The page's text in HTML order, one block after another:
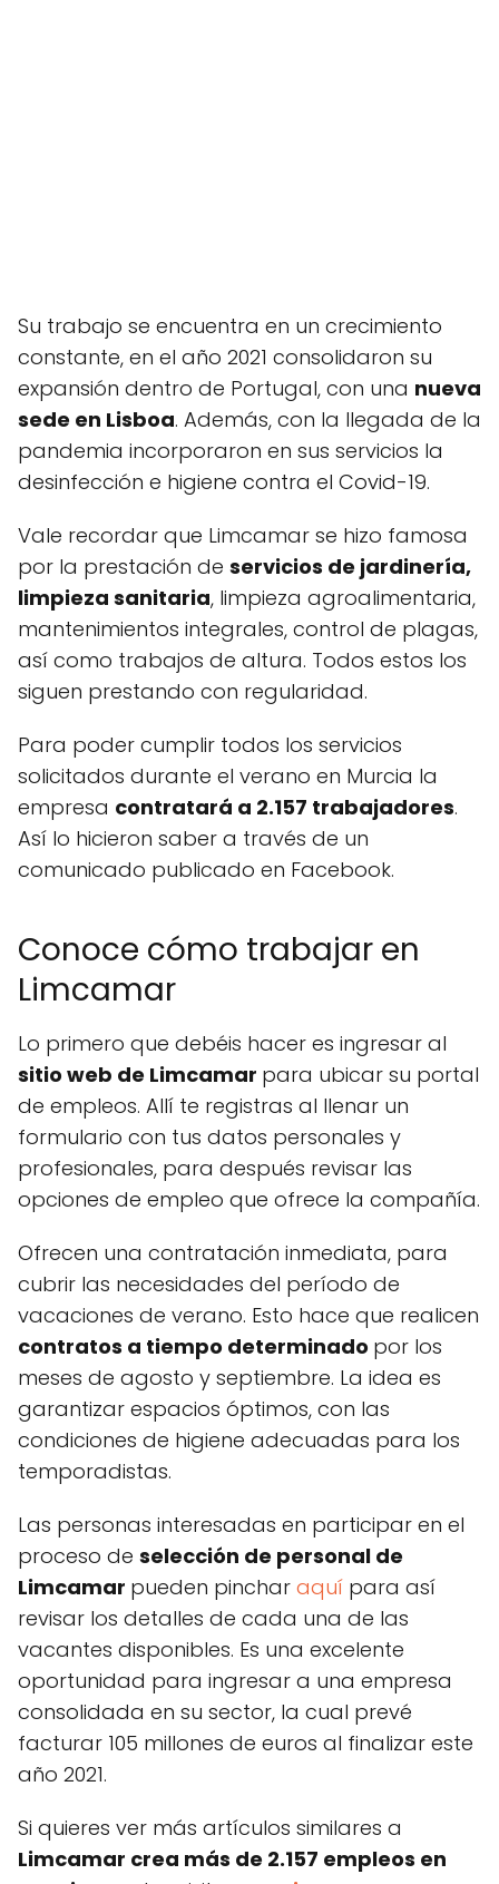
Su trabajo se encuentra en un crecimiento
constante, en el año 2021 consolidaron su
expansión dentro de Portugal, con una nueva
sede en Lisboa. Además, con la llegada de la
pandemia incorporaron en sus servicios la
desinfección e higiene contra el Covid-19.
Vale recordar que Limcamar se hizo famosa
por la prestación de servicios de jardinería,
limpieza sanitaria, limpieza agroalimentaria,
mantenimientos integrales, control de plagas,
así como trabajos de altura. Todos estos los
siguen prestando con regularidad.
Para poder cumplir todos los servicios
solicitados durante el verano en Murcia la
empresa contratará a 2.157 trabajadores.
Así lo hicieron saber a través de un
comunicado publicado en Facebook.
Conoce cómo trabajar en
Limcamar
Lo primero que debéis hacer es ingresar al
sitio web de Limcamar para ubicar su portal
de empleos. Allí te registras al llenar un
formulario con tus datos personales y
profesionales, para después revisar las
opciones de empleo que ofrece la compañía.
Ofrecen una contratación inmediata, para
cubrir las necesidades del período de
vacaciones de verano. Esto hace que realicen
contratos a tiempo determinado por los
meses de agosto y septiembre. La idea es
garantizar espacios óptimos, con las
condiciones de higiene adecuadas para los
temporadistas.
Las personas interesadas en participar en el
proceso de selección de personal de
Limcamar pueden pinchar aquí para así
revisar los detalles de cada una de las
vacantes disponibles. Es una excelente
oportunidad para ingresar a una empresa
consolidada en su sector, la cual prevé
facturar 105 millones de euros al finalizar este
año 2021.
Si quieres ver más artículos similares a
Limcamar crea más de 2.157 empleos en